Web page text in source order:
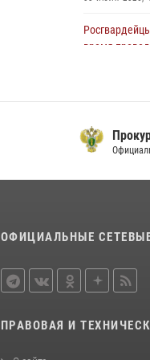
время
ПРОШЕДШУЮ
400
шествия
250
ОФИЦИАЛЬНЫЕ
ПРАВОВАЯ И